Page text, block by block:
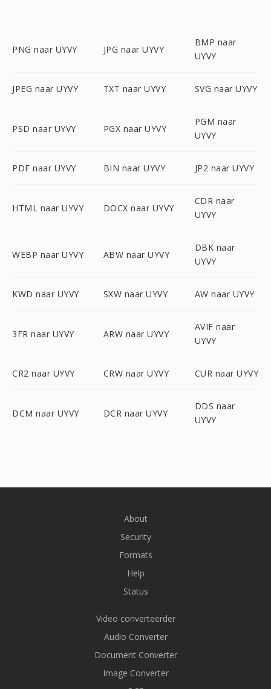
PNG naar UYVY JPG naar UYVY
BMP naar
UYVY
JPEG naar UYVY TXT naar UYVY SVG naar UYVY
PSD naar UYVY PGX naar UYVY
PGM naar
UYVY
PDF naar UYVY BIN naar UYVY JP2 naar UYVY
HTML naar UYVY DOCX naar UYVY
CDR naar
UYVY
WEBP naar UYVY ABW naar UYVY
DBK naar
UYVY
KWD naar UYVY SXW naar UYVY AW naar UYVY
3FR naar UYVY ARW naar UYVY
AVIF naar
UYVY
CR2 naar UYVY CRW naar UYVY CUR naar UYVY
DCM naar UYVY DCR naar UYVY
DDS naar
UYVY
About
Security
Formats
Help
Status
Video converteerder
Audio Converter
Document Converter
Image Converter